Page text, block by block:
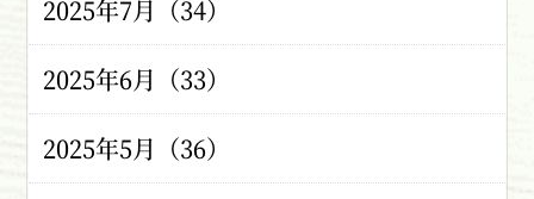
2025年7月（34）
2025年6月（33）
2025年5月（36）